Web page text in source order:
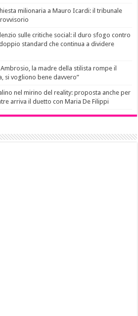
milionaria a Mauro Icardi: il tribunale
sulle critiche social: il duro sfogo contro
standard che continua a dividere
la madre della stilista rompe il
si vogliono bene davvero”
nel mirino del reality: proposta anche per
arriva il duetto con Maria De Filippi